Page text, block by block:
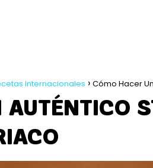
Internacionales Cómo Hacer